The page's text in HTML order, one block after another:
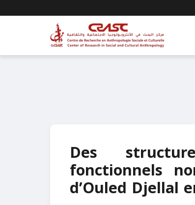
Des
fonctionnels
d’Ouled Djellal